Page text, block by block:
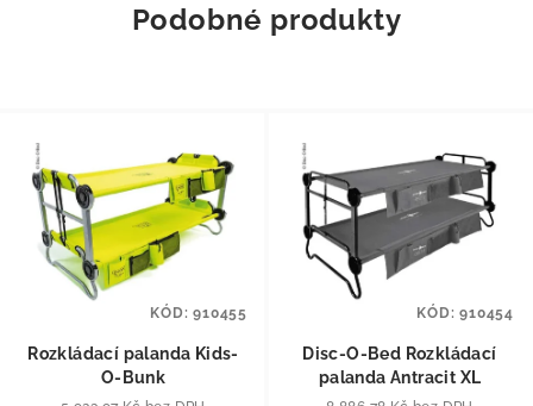
Podobné produkty
Rozkládací palanda Kids-
O-Bunk
KÓD:910455
Disc-O-Bed Rozkládací
palanda Antracit XL
KÓD:910454